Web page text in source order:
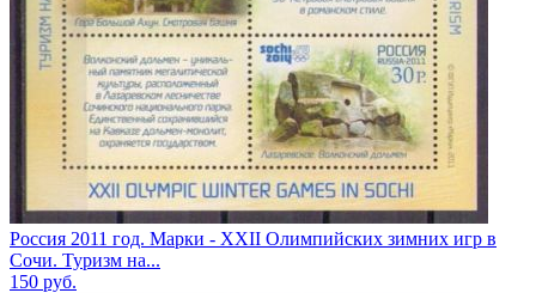
Россия 2011 год. Марки - XXII Олимпийских зимних игр в
Сочи. Туризм на...
150 руб.